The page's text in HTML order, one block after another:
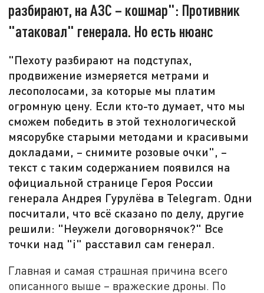
разбирают, на АЗС – кошмар": Противник
"атаковал" генерала. Но есть нюанс
"Пехоту разбирают на подступах,
продвижение измеряется метрами и
лесополосами, за которые мы платим
огромную цену. Если кто-то думает, что мы
сможем победить в этой технологической
мясорубке старыми методами и красивыми
докладами, – снимите розовые очки", –
текст с таким содержанием появился на
официальной странице Героя России
генерала Андрея Гурулёва в Telegram. Одни
посчитали, что всё сказано по делу, другие
решили: "Неужели договорнячок?" Все
точки над "i" расставил сам генерал.
Главная и самая страшная причина всего
описанного выше – вражеские дроны. По